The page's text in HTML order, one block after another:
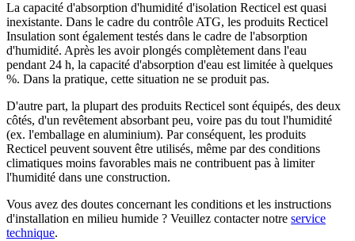
La capacité d'absorption d'humidité d'isolation Recticel est quasi
inexistante. Dans le cadre du contrôle ATG, les produits Recticel
Insulation sont également testés dans le cadre de l'absorption
d'humidité. Après les avoir plongés complètement dans l'eau
pendant 24 h, la capacité d'absorption d'eau est limitée à quelques
%. Dans la pratique, cette situation ne se produit pas.
D'autre part, la plupart des produits Recticel sont équipés, des deux
côtés, d'un revêtement absorbant peu, voire pas du tout l'humidité
(ex. l'emballage en aluminium). Par conséquent, les produits
Recticel peuvent souvent être utilisés, même par des conditions
climatiques moins favorables mais ne contribuent pas à limiter
l'humidité dans une construction.
Vous avez des doutes concernant les conditions et les instructions
d'installation en milieu humide ? Veuillez contacter notre service
technique.